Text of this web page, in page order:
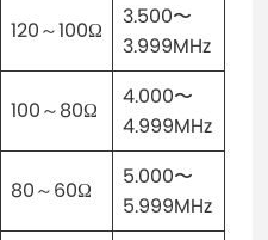
120～100Ω
3.500〜
3.999MHz
100～80Ω
4.000〜
4.999MHz
80～60Ω
5.000〜
5.999MHz